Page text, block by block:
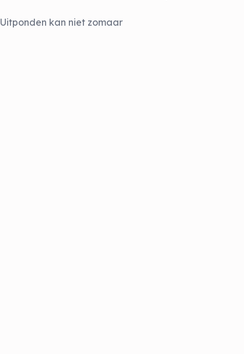
Uitponden kan niet zomaar